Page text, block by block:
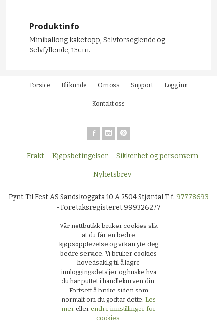
Produktinfo
Miniballong kaketopp, Selvforseglende og
Selvfyllende, 13cm.
Forside Bli kunde Om oss Support Logg inn
Kontakt oss
Frakt Kjøpsbetingelser Sikkerhet og personvern
Nyhetsbrev
Pynt Til Fest AS Sandskoggata 10 A 7504 Stjørdal Tlf. 97778693
- Foretaksregisteret 999326277
Vår nettbutikk bruker cookies slik
at du får en bedre
kjøpsopplevelse og vi kan yte deg
bedre service. Vi bruker cookies
hovedsaklig til å lagre
innloggingsdetaljer og huske hva
du har puttet i handlekurven din.
Fortsett å bruke siden som
normalt om du godtar dette. Les
mer eller endre innstillinger for
cookies.